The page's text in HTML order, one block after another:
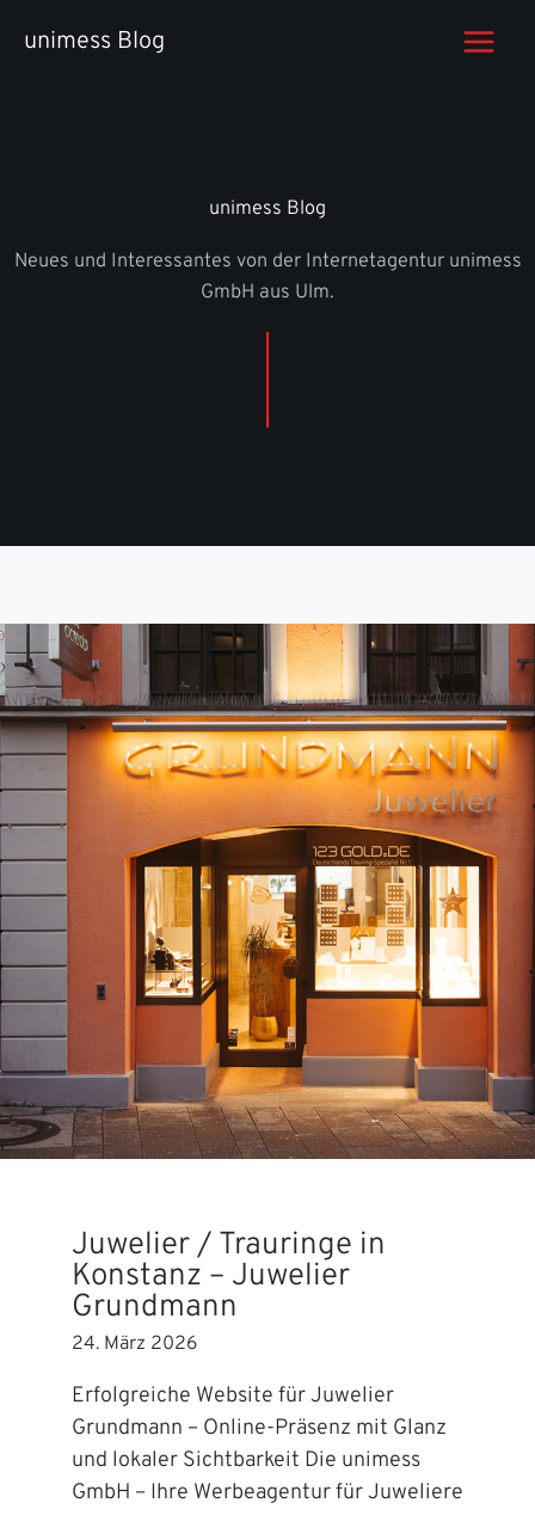
Inhaltunimess Blog
unimess Blog
Neues und Interessantes von der Internetagentur unimess
GmbH aus Ulm.
Juwelier / Trauringe in
Konstanz – Juwelier
Grundmann
24. März 2026
Erfolgreiche Website für Juwelier
Grundmann – Online-Präsenz mit Glanz
und lokaler Sichtbarkeit Die unimess
GmbH – Ihre Werbeagentur für Juweliere
SEITE
SEITESEITESEITE